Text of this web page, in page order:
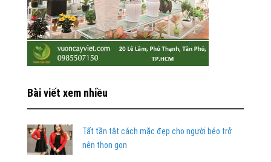
Bài viết xem nhiều
Tất tần tật cách mặc đẹp cho người béo trở
nên thon gọn